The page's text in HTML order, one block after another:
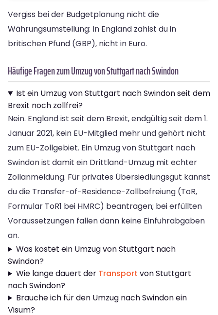
Vergiss bei der Budgetplanung nicht die
Währungsumstellung: In England zahlst du in
britischen Pfund (GBP), nicht in Euro.
Häufige Fragen zum Umzug von Stuttgart nach Swindon
Ist ein Umzug von Stuttgart nach Swindon seit dem
Brexit noch zollfrei?
Nein. England ist seit dem Brexit, endgültig seit dem 1.
Januar 2021, kein EU-Mitglied mehr und gehört nicht
zum EU-Zollgebiet. Ein Umzug von Stuttgart nach
Swindon ist damit ein Drittland-Umzug mit echter
Zollanmeldung. Für privates Übersiedlungsgut kannst
du die Transfer-of-Residence-Zollbefreiung (ToR,
Formular ToR1 bei HMRC) beantragen; bei erfüllten
Voraussetzungen fallen dann keine Einfuhrabgaben
an.
Was kostet ein Umzug von Stuttgart nach
Swindon?
Wie lange dauert der Transport von Stuttgart
nach Swindon?
Brauche ich für den Umzug nach Swindon ein
Visum?